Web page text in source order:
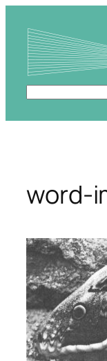
contenu
Rechercher
word-